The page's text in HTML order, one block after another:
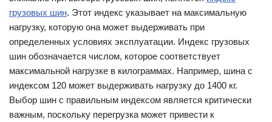
грузовых шин. Этот индекс указывает на максимальную
нагрузку, которую она может выдерживать при
определенных условиях эксплуатации. Индекс грузовых
шин обозначается числом, которое соответствует
максимальной нагрузке в килограммах. Например, шина с
индексом 120 может выдерживать нагрузку до 1400 кг.
Выбор шин с правильным индексом является критически
важным, поскольку перегрузка может привести к